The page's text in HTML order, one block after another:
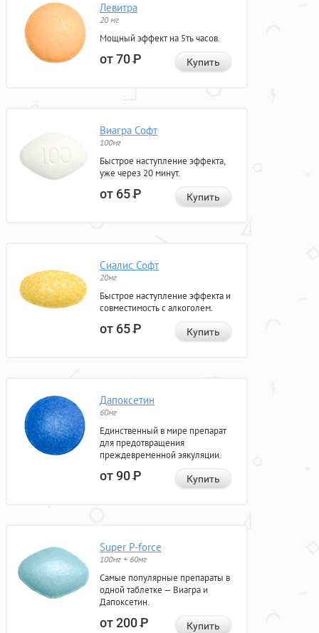
Левитра
20 мг
Мощный эффект на 5ть часов.
от 70Р Купить
Виагра Софт
100мг
Быстрое наступление эффекта,
уже через 20 минут.
от 65Р Купить
Сиалис Софт
20мг
Быстрое наступление эффекта и
совместимость с алкоголем.
от 65Р Купить
Дапоксетин
60мг
Единственный в мире препарат
для предотвращения
преждевременной эякуляции.
от 90Р Купить
Super P-force
100мг + 60мг
Самые популярные препараты в
одной таблетке — Виагра и
Дапоксетин.
от 200Р Купить